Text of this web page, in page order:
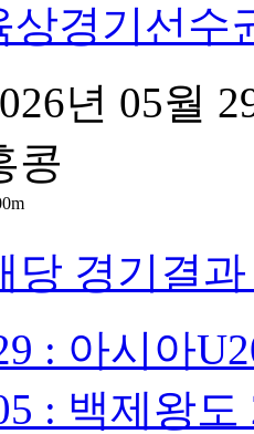
상경기선수
년 05월
콩
당 경기결
: 아시아
: 백제왕도